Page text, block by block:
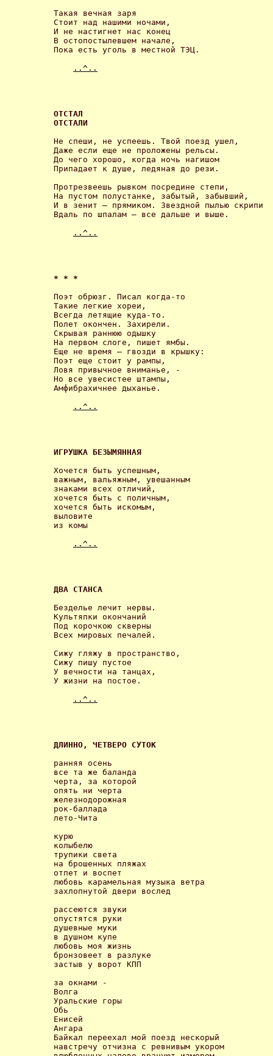
Такая вечная заря
Стоит над нашими ночами,
И не настигнет нас конец
В остопостылевшем начале,
Пока есть уголь в местной ТЭЦ.
..^..
ОТСТАЛ
ОТСТАЛИ
Не спеши, не успеешь. Твой поезд ушел,
Даже если еще не проложены рельсы.
До чего хорошо, когда ночь нагишом
Припадает к душе, ледяная до рези.
Протрезвеешь рывком посредине степи,
На пустом полустанке, забытый, забывший,
И в зенит – прямиком. Звездной пылью скрипи
Вдаль по шпалам – все дальше и выше.
..^..
* * *
Поэт обрюзг. Писал когда-то
Такие легкие хореи,
Всегда летящие куда-то.
Полет окончен. Захирели.
Скрывая раннюю одышку
На первом слоге, пишет ямбы.
Еще не время – гвозди в крышку:
Поэт еще стоит у рампы,
Ловя привычное вниманье, -
Но все увесистее штампы,
Амфибрахичнее дыханье.
..^..
ИГРУШКА БЕЗЫМЯННАЯ
Хочется быть успешным,
важным, вальяжным, увешанным
знаками всех отличий,
хочется быть с поличным,
хочется быть искомым,
выловите
из комы
..^..
ДВА СТАНСА
Безделье лечит нервы.
Культяпки окончаний
Под корочкою скверны
Всех мировых печалей.
Сижу гляжу в пространство,
Сижу пишу пустое
У вечности на танцах,
У жизни на постое.
..^..
ДЛИННО, ЧЕТВЕРО СУТОК
ранняя осень
все та же баланда
черта, за которой
опять ни черта
железнодорожная
рок-баллада
лето-Чита
курю
колыбелю
трупики света
на брошенных пляжах
отпет и воспет
любовь карамельная музыка ветра
захлопнутой двери вослед
рассеются звуки
опустятся руки
душевные муки
в душном купе
любовь моя жизнь
бронзовеет в разлуке
застыв у ворот КПП
за окнами -
Волга
Уральские горы
Обь
Енисей
Ангара
Байкал переехал мой поезд нескорый
навстречу отчизна с ревнивым укором